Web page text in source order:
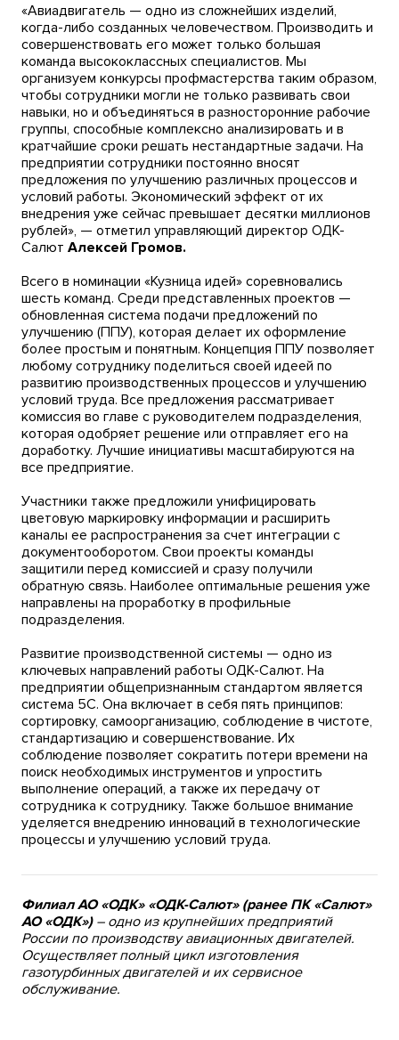
«Авиадвигатель — одно из сложнейших изделий,
когда-либо созданных человечеством. Производить и
совершенствовать его может только большая
команда высококлассных специалистов. Мы
организуем конкурсы профмастерства таким образом,
чтобы сотрудники могли не только развивать свои
навыки, но и объединяться в разносторонние рабочие
группы, способные комплексно анализировать и в
кратчайшие сроки решать нестандартные задачи. На
предприятии сотрудники постоянно вносят
предложения по улучшению различных процессов и
условий работы. Экономический эффект от их
внедрения уже сейчас превышает десятки миллионов
рублей», — отметил управляющий директор ОДК-
Салют Алексей Громов.
Всего в номинации «Кузница идей» соревновались
шесть команд. Среди представленных проектов —
обновленная система подачи предложений по
улучшению (ППУ), которая делает их оформление
более простым и понятным. Концепция ППУ позволяет
любому сотруднику поделиться своей идеей по
развитию производственных процессов и улучшению
условий труда. Все предложения рассматривает
комиссия во главе с руководителем подразделения,
которая одобряет решение или отправляет его на
доработку. Лучшие инициативы масштабируются на
все предприятие.
Участники также предложили унифицировать
цветовую маркировку информации и расширить
каналы ее распространения за счет интеграции с
документооборотом. Свои проекты команды
защитили перед комиссией и сразу получили
обратную связь. Наиболее оптимальные решения уже
направлены на проработку в профильные
подразделения.
Развитие производственной системы — одно из
ключевых направлений работы ОДК-Салют. На
предприятии общепризнанным стандартом является
система 5С. Она включает в себя пять принципов:
сортировку, самоорганизацию, соблюдение в чистоте,
стандартизацию и совершенствование. Их
соблюдение позволяет сократить потери времени на
поиск необходимых инструментов и упростить
выполнение операций, а также их передачу от
сотрудника к сотруднику. Также большое внимание
уделяется внедрению инноваций в технологические
процессы и улучшению условий труда.
Филиал АО «ОДК» «ОДК-Салют» (ранее ПК «Салют»
АО «ОДК»)– одно из крупнейших предприятий
России по производству авиационных двигателей.
Осуществляет полный цикл изготовления
газотурбинных двигателей и их сервисное
обслуживание.